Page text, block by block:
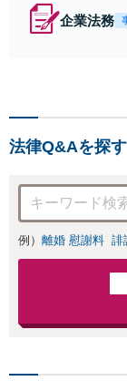
企業法務
法律Q&Aを探す
例） 離婚 慰謝料 誹